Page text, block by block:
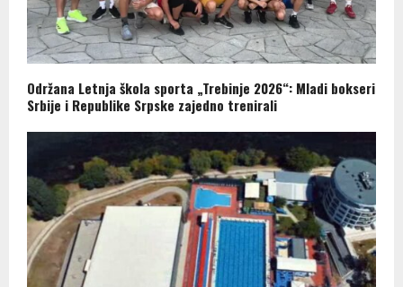
Održana Letnja škola sporta „Trebinje 2026“: Mladi bokseri
Srbije i Republike Srpske zajedno trenirali